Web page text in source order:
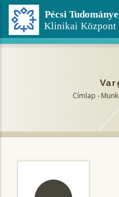
Ugrás
tartalomra
Címlap -